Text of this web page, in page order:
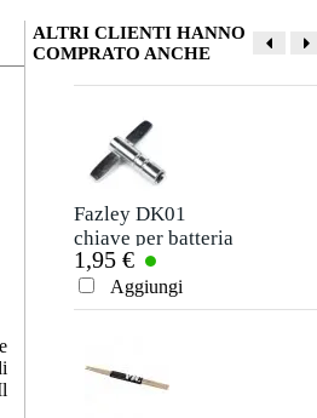
La tua opinione
Soprannome
Valutazione
Non ci sono ancora recensioni per
ALTRI CLIENTI HANNO
COMPRATO ANCHE
Fazley DK01
chiave per batteria
1,95 €
Aggiungi